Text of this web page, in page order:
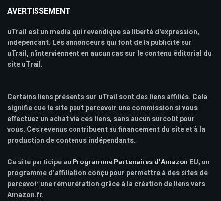
AVERTISSEMENT
uTrail est un media qui revendique sa liberté d'expression,
indépendant. Les annonceurs qui font de la publicité sur
uTrail, n'interviennent en aucun cas sur le contenu éditorial du
site uTrail.
Certains liens présents sur uTrail sont des liens affiliés. Cela
signifie que le site peut percevoir une commission si vous
effectuez un achat via ces liens, sans aucun surcoût pour
vous. Ces revenus contribuent au financement du site et à la
production de contenus indépendants.
Ce site participe au Programme Partenaires d’Amazon EU, un
programme d’affiliation conçu pour permettre à des sites de
percevoir une rémunération grâce à la création de liens vers
Amazon.fr.